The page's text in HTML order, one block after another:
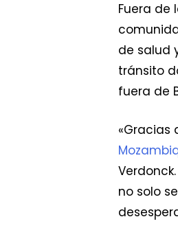
Fuera de
de salud
tránsito
fuera de
«Gracias
no solo